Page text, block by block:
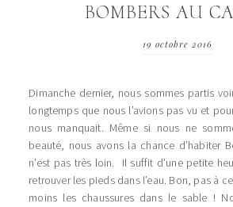
BOMBERS AU
19 octobre 2016
Dimanche dernier, nous sommes partis
longtemps que nous l’avions pas vu et
nous manquait. Même si nous ne
beauté, nous avons la chance d’habiter
n’est pas très loin. Il suffit d’une petite
retrouver les pieds dans l’eau. Bon, pas à
moins les chaussures dans le sable !